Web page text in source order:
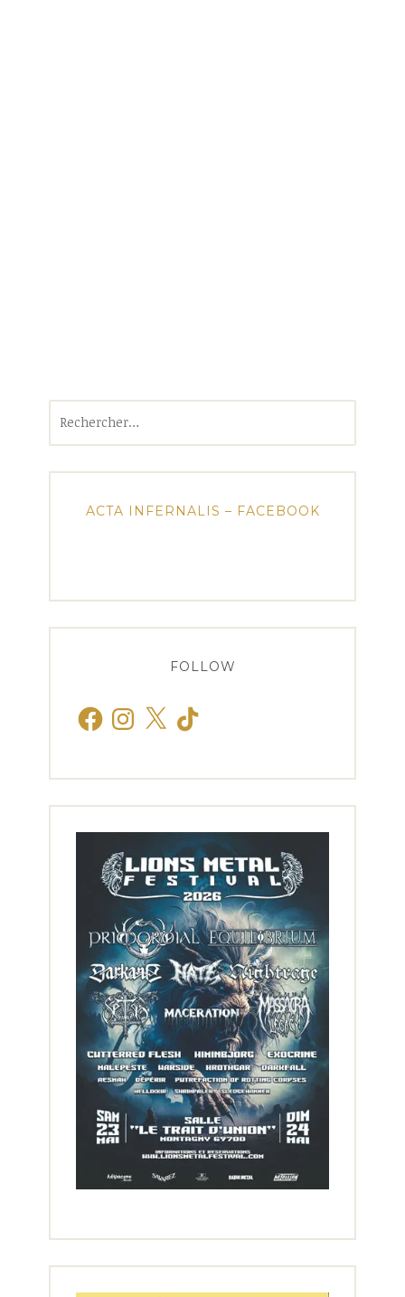
ACTA INFERNALIS – FACEBOOK
FOLLOW
FacebookInstagram
X TikTok